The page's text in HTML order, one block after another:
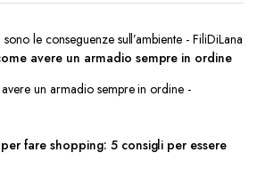
le conseguenze sull’ambiente - FiliDiLana
avere un armadio sempre in ordine
un armadio sempre in ordine -
fare shopping: 5 consigli per essere